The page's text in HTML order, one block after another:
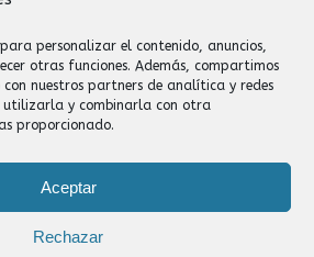
personalizar el contenido, anuncios,
otras funciones. Además, compartimos
con nuestros partners de analítica y redes
utilizarla y combinarla con otra
proporcionado.
Aceptar
Rechazar